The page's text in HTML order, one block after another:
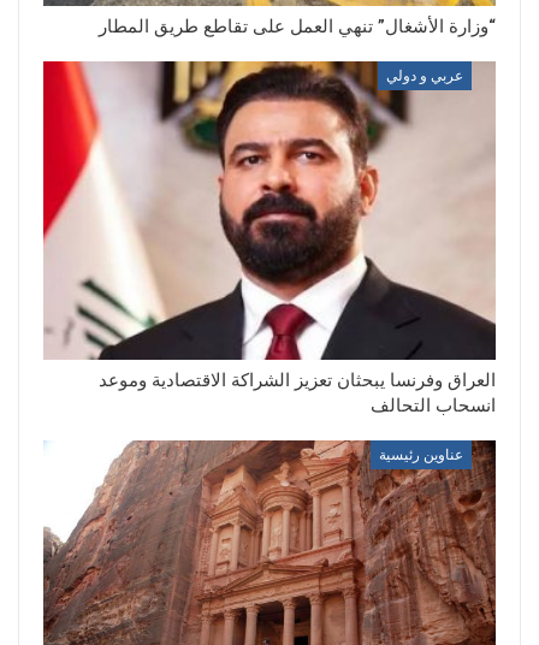
“وزارة الأشغال” تنهي العمل على تقاطع طريق المطار
عربي و دولي
العراق وفرنسا يبحثان تعزيز الشراكة الاقتصادية وموعد
انسحاب التحالف
عناوين رئيسية